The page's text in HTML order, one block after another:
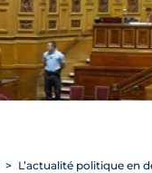
L’actualité politique en